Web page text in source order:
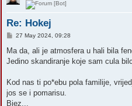
Re: Hokej
P
s
27 May 2024, 09:28
Ma da, ali je atmosfera u hali bila
Jedino skandiranje koje sam cula
Kod nas ti po*ebu pola familije,
jos se i pomarisu.
Bjez...